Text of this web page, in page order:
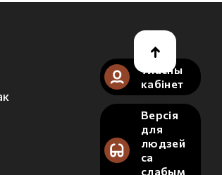
Уласны
кабінет
Версія
для
людзей
са
слабым